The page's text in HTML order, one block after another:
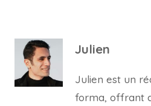
Julien
Julien est un
forma, offrant